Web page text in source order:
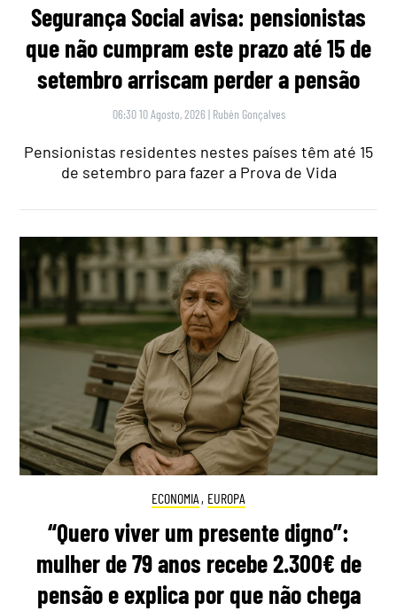
Segurança Social avisa: pensionistas
que não cumpram este prazo até 15 de
setembro arriscam perder a pensão
06:30 10 Agosto, 2026 | Rubén Gonçalves
Pensionistas residentes nestes países têm até 15
de setembro para fazer a Prova de Vida
ECONOMIA , EUROPA
“Quero viver um presente digno”:
mulher de 79 anos recebe 2.300€ de
pensão e explica por que não chega